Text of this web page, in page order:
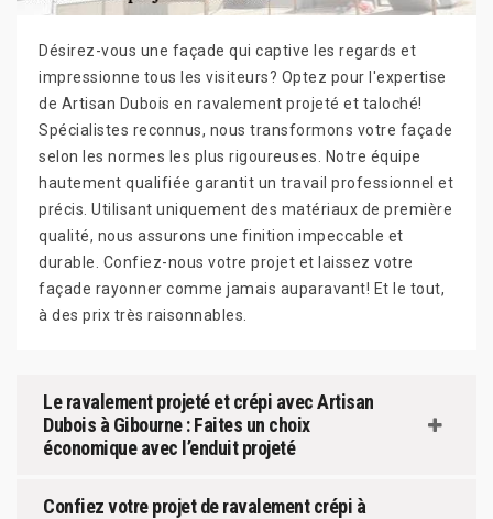
Désirez-vous une façade qui captive les regards et
impressionne tous les visiteurs? Optez pour l'expertise
de Artisan Dubois en ravalement projeté et taloché!
Spécialistes reconnus, nous transformons votre façade
selon les normes les plus rigoureuses. Notre équipe
hautement qualifiée garantit un travail professionnel et
précis. Utilisant uniquement des matériaux de première
qualité, nous assurons une finition impeccable et
durable. Confiez-nous votre projet et laissez votre
façade rayonner comme jamais auparavant! Et le tout,
à des prix très raisonnables.
Le ravalement projeté et crépi avec Artisan
Dubois à Gibourne : Faites un choix
économique avec l’enduit projeté
Confiez votre projet de ravalement crépi à